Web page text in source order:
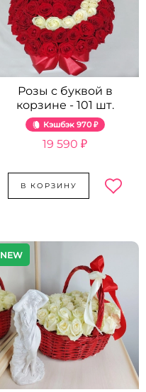
Розы с буквой в
корзине - 101 шт.
Кэшбэк 970 ₽
19 590 ₽
В КОРЗИНУ
NEW